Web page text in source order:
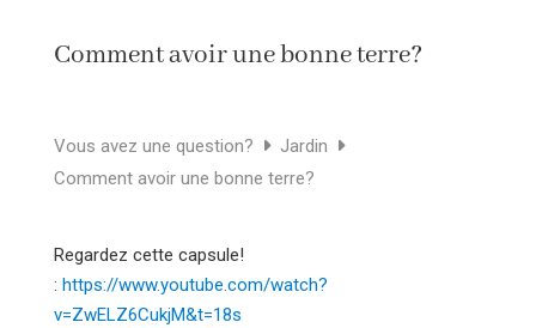
Comment avoir une bonne terre?
Vous avez une question?
Jardin
Comment avoir une bonne terre?
Regardez cette capsule!
: https://www.youtube.com/watch?
v=ZwELZ6CukjM&t=18s